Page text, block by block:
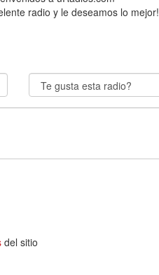
radio y le deseamos lo mejor!
del sitio